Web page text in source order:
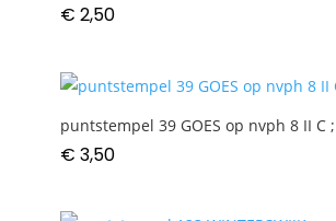
€ 2,50
puntstempel 39 GOES op nvph 8 II C ;
€ 3,50